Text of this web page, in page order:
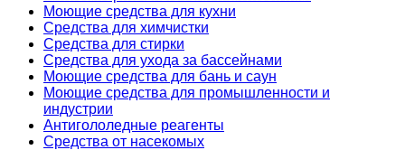
Моющие средства для кухни
Средства для химчистки
Средства для стирки
Средства для ухода за бассейнами
Моющие средства для бань и саун
Моющие средства для промышленности и
индустрии
Антигололедные реагенты
Средства от насекомых